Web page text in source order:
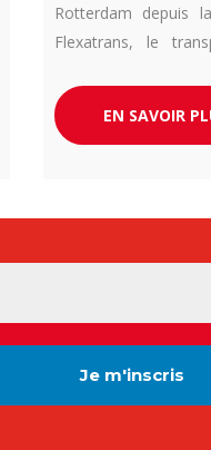
Rotterdam depuis
Flexatrans, le
EN SAVOIR